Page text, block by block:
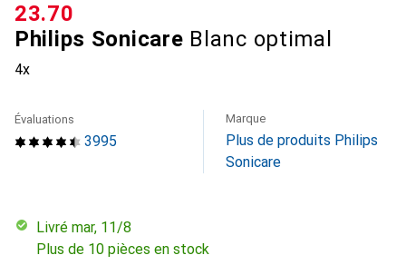
Philips Sonicare Blanc optimal
4x
CHF
23.70
3995
Évaluations Marque
Plus de produits Philips
Sonicare
Livré mar, 11/8
Plus de 10 pièces en stock